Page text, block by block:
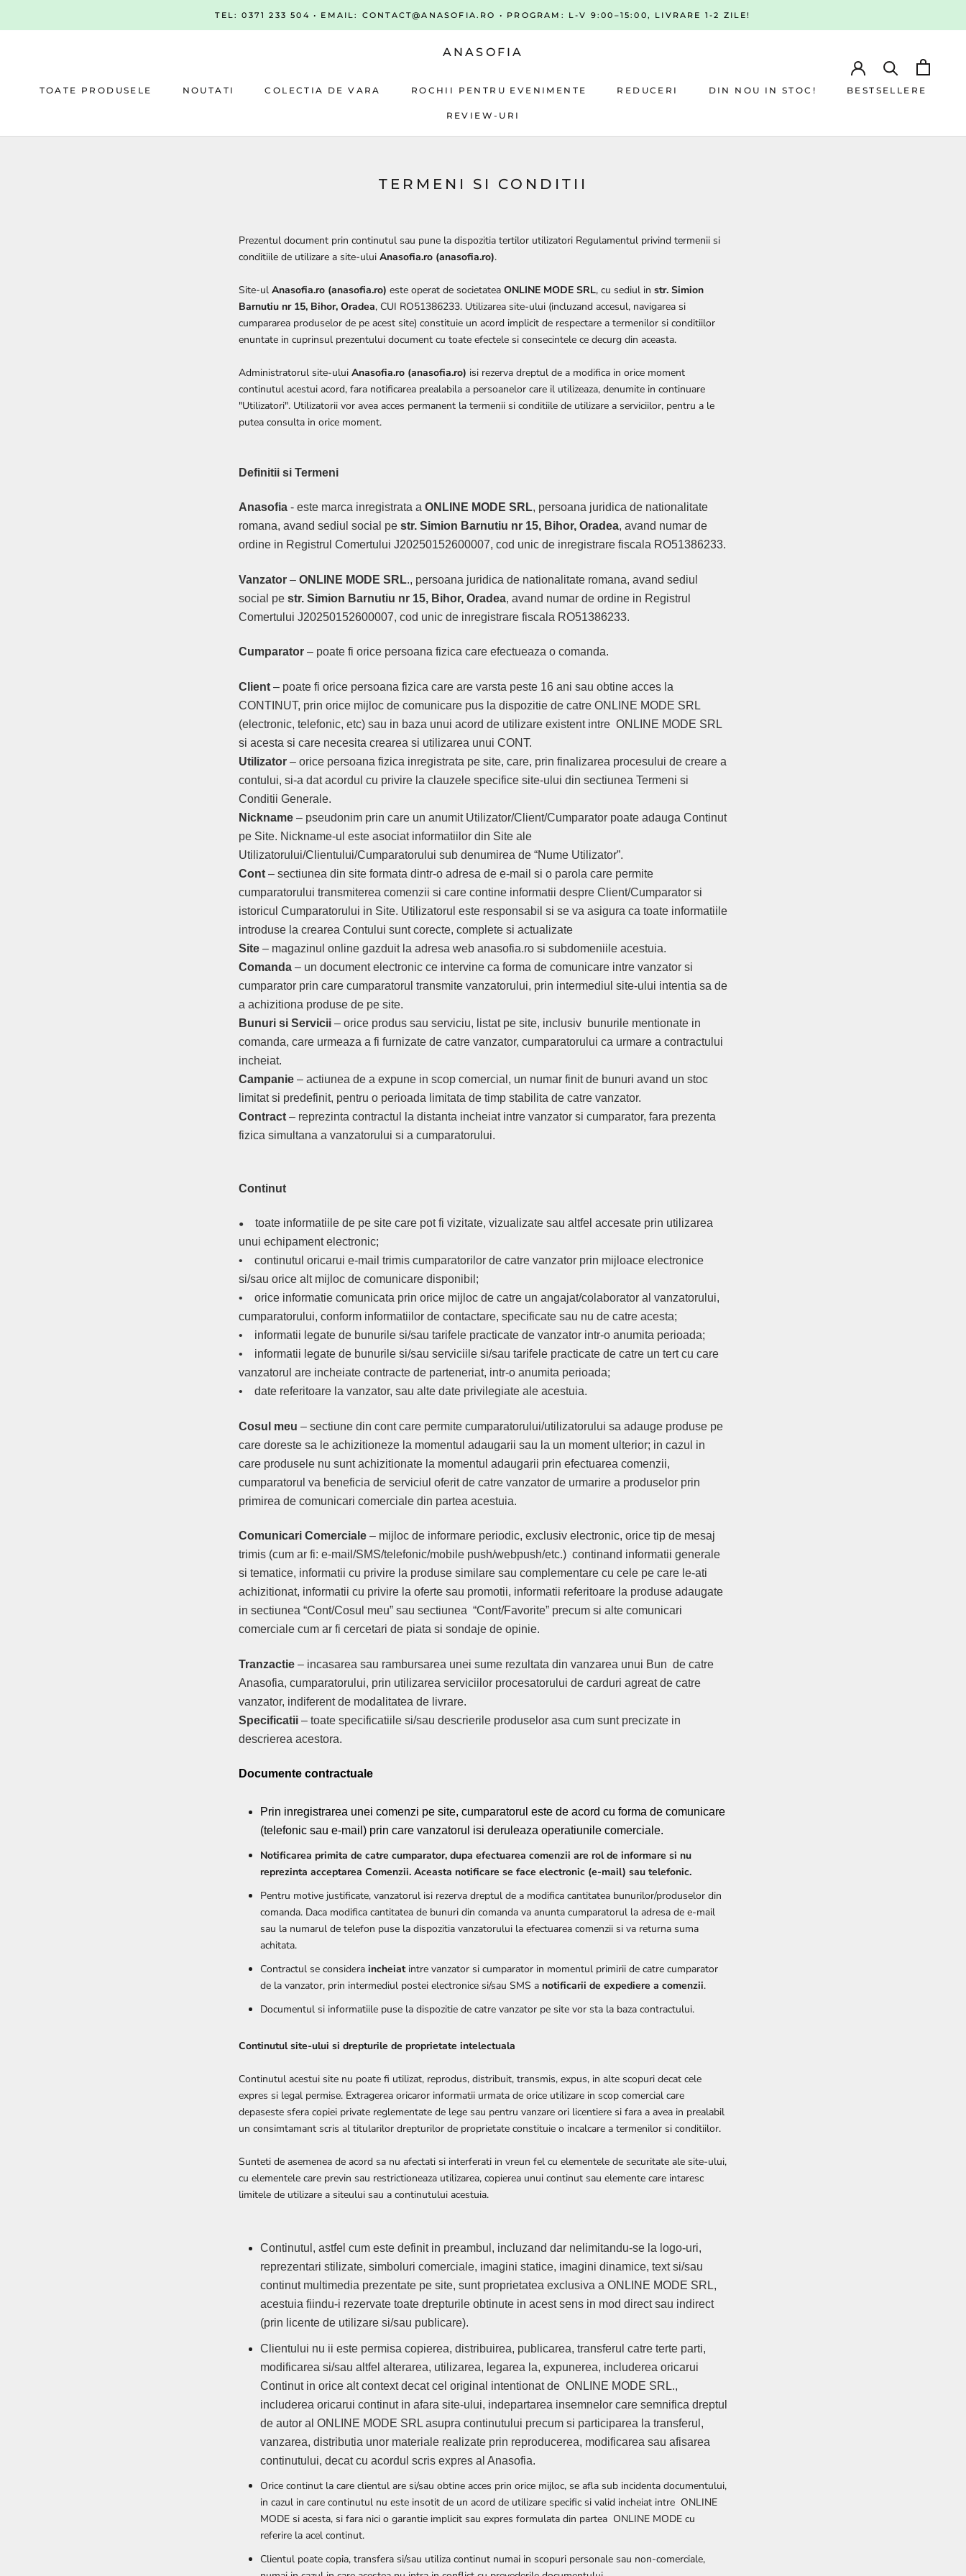
TEL: 0371 233 504 • EMAIL: CONTACT@ANASOFIA.RO • PROGRAM: L-V 9:00–15:00, LIVRARE 1-2 ZILE!
TOATE PRODUSELE NOUTATI COLECTIA DE VARA ROCHII PENTRU EVENIMENTE REDUCERI DIN NOU IN STOC! BESTSELLERE
REVIEW-URI
ANASOFIA
TERMENI SI CONDITII
Prezentul document prin continutul sau pune la dispozitia tertilor utilizatori Regulamentul privind termenii si
conditiile de utilizare a site-ului Anasofia.ro (anasofia.ro).
Site-ul Anasofia.ro (anasofia.ro) este operat de societatea ONLINE MODE SRL, cu sediul in str. Simion
Barnutiu nr 15, Bihor, Oradea, CUI RO51386233. Utilizarea site-ului (incluzand accesul, navigarea si
cumpararea produselor de pe acest site) constituie un acord implicit de respectare a termenilor si conditiilor
enuntate in cuprinsul prezentului document cu toate efectele si consecintele ce decurg din aceasta.
Administratorul site-ului Anasofia.ro (anasofia.ro) isi rezerva dreptul de a modifica in orice moment
continutul acestui acord, fara notificarea prealabila a persoanelor care il utilizeaza, denumite in continuare
"Utilizatori". Utilizatorii vor avea acces permanent la termenii si conditiile de utilizare a serviciilor, pentru a le
putea consulta in orice moment.
Definitii si Termeni
Anasofia - este marca inregistrata a ONLINE MODE SRL, persoana juridica de nationalitate
romana, avand sediul social pe str. Simion Barnutiu nr 15, Bihor, Oradea, avand numar de
ordine in Registrul Comertului J20250152600007, cod unic de inregistrare fiscala RO51386233.
Vanzator – ONLINE MODE SRL., persoana juridica de nationalitate romana, avand sediul
social pe str. Simion Barnutiu nr 15, Bihor, Oradea, avand numar de ordine in Registrul
Comertului J20250152600007, cod unic de inregistrare fiscala RO51386233.
Cumparator – poate fi orice persoana fizica care efectueaza o comanda.
Client – poate fi orice persoana fizica care are varsta peste 16 ani sau obtine acces la
CONTINUT, prin orice mijloc de comunicare pus la dispozitie de catre ONLINE MODE SRL
(electronic, telefonic, etc) sau in baza unui acord de utilizare existent intre ONLINE MODE SRL
si acesta si care necesita crearea si utilizarea unui CONT.
Utilizator – orice persoana fizica inregistrata pe site, care, prin finalizarea procesului de creare a
contului, si-a dat acordul cu privire la clauzele specifice site-ului din sectiunea Termeni si
Conditii Generale.
Nickname – pseudonim prin care un anumit Utilizator/Client/Cumparator poate adauga Continut
pe Site. Nickname-ul este asociat informatiilor din Site ale
Utilizatorului/Clientului/Cumparatorului sub denumirea de “Nume Utilizator”.
Cont – sectiunea din site formata dintr-o adresa de e-mail si o parola care permite
cumparatorului transmiterea comenzii si care contine informatii despre Client/Cumparator si
istoricul Cumparatorului in Site. Utilizatorul este responsabil si se va asigura ca toate informatiile
introduse la crearea Contului sunt corecte, complete si actualizate
Site – magazinul online gazduit la adresa web anasofia.ro si subdomeniile acestuia.
Comanda – un document electronic ce intervine ca forma de comunicare intre vanzator si
cumparator prin care cumparatorul transmite vanzatorului, prin intermediul site-ului intentia sa de
a achizitiona produse de pe site.
Bunuri si Servicii – orice produs sau serviciu, listat pe site, inclusiv bunurile mentionate in
comanda, care urmeaza a fi furnizate de catre vanzator, cumparatorului ca urmare a contractului
incheiat.
Campanie – actiunea de a expune in scop comercial, un numar finit de bunuri avand un stoc
limitat si predefinit, pentru o perioada limitata de timp stabilita de catre vanzator.
Contract – reprezinta contractul la distanta incheiat intre vanzator si cumparator, fara prezenta
fizica simultana a vanzatorului si a cumparatorului.
Continut
• toate informatiile de pe site care pot fi vizitate, vizualizate sau altfel accesate prin utilizarea
unui echipament electronic;
• continutul oricarui e-mail trimis cumparatorilor de catre vanzator prin mijloace electronice
si/sau orice alt mijloc de comunicare disponibil;
• orice informatie comunicata prin orice mijloc de catre un angajat/colaborator al vanzatorului,
cumparatorului, conform informatiilor de contactare, specificate sau nu de catre acesta;
• informatii legate de bunurile si/sau tarifele practicate de vanzator intr-o anumita perioada;
• informatii legate de bunurile si/sau serviciile si/sau tarifele practicate de catre un tert cu care
vanzatorul are incheiate contracte de parteneriat, intr-o anumita perioada;
• date referitoare la vanzator, sau alte date privilegiate ale acestuia.
Cosul meu – sectiune din cont care permite cumparatorului/utilizatorului sa adauge produse pe
care doreste sa le achizitioneze la momentul adaugarii sau la un moment ulterior; in cazul in
care produsele nu sunt achizitionate la momentul adaugarii prin efectuarea comenzii,
cumparatorul va beneficia de serviciul oferit de catre vanzator de urmarire a produselor prin
primirea de comunicari comerciale din partea acestuia.
Comunicari Comerciale – mijloc de informare periodic, exclusiv electronic, orice tip de mesaj
trimis (cum ar fi: e-mail/SMS/telefonic/mobile push/webpush/etc.) continand informatii generale
si tematice, informatii cu privire la produse similare sau complementare cu cele pe care le-ati
achizitionat, informatii cu privire la oferte sau promotii, informatii referitoare la produse adaugate
in sectiunea “Cont/Cosul meu” sau sectiunea “Cont/Favorite” precum si alte comunicari
comerciale cum ar fi cercetari de piata si sondaje de opinie.
Tranzactie – incasarea sau rambursarea unei sume rezultata din vanzarea unui Bun de catre
Anasofia, cumparatorului, prin utilizarea serviciilor procesatorului de carduri agreat de catre
vanzator, indiferent de modalitatea de livrare.
Specificatii – toate specificatiile si/sau descrierile produselor asa cum sunt precizate in
descrierea acestora.
Documente contractuale
Prin inregistrarea unei comenzi pe site, cumparatorul este de acord cu forma de comunicare
(telefonic sau e-mail) prin care vanzatorul isi deruleaza operatiunile comerciale.
Notificarea primita de catre cumparator, dupa efectuarea comenzii are rol de informare si nu
reprezinta acceptarea Comenzii. Aceasta notificare se face electronic (e-mail) sau telefonic.
Pentru motive justificate, vanzatorul isi rezerva dreptul de a modifica cantitatea bunurilor/produselor din
comanda. Daca modifica cantitatea de bunuri din comanda va anunta cumparatorul la adresa de e-mail
sau la numarul de telefon puse la dispozitia vanzatorului la efectuarea comenzii si va returna suma
achitata.
Contractul se considera incheiatintre vanzator si cumparator in momentul primirii de catre cumparator
de la vanzator, prin intermediul postei electronice si/sau SMS a notificarii de expediere a comenzii.
Documentul si informatiile puse la dispozitie de catre vanzator pe site vor sta la baza contractului.
Continutul site-ului si drepturile de proprietate intelectuala
Continutul acestui site nu poate fi utilizat, reprodus, distribuit, transmis, expus, in alte scopuri decat cele
expres si legal permise. Extragerea oricaror informatii urmata de orice utilizare in scop comercial care
depaseste sfera copiei private reglementate de lege sau pentru vanzare ori licentiere si fara a avea in prealabil
un consimtamant scris al titularilor drepturilor de proprietate constituie o incalcare a termenilor si conditiilor.
Sunteti de asemenea de acord sa nu afectati si interferati in vreun fel cu elementele de securitate ale site-ului,
cu elementele care previn sau restrictioneaza utilizarea, copierea unui continut sau elemente care intaresc
limitele de utilizare a siteului sau a continutului acestuia.
Continutul, astfel cum este definit in preambul, incluzand dar nelimitandu-se la logo-uri,
reprezentari stilizate, simboluri comerciale, imagini statice, imagini dinamice, text si/sau
continut multimedia prezentate pe site, sunt proprietatea exclusiva a ONLINE MODE SRL,
acestuia fiindu-i rezervate toate drepturile obtinute in acest sens in mod direct sau indirect
(prin licente de utilizare si/sau publicare).
Clientului nu ii este permisa copierea, distribuirea, publicarea, transferul catre terte parti,
modificarea si/sau altfel alterarea, utilizarea, legarea la, expunerea, includerea oricarui
Continut in orice alt context decat cel original intentionat de ONLINE MODE SRL.,
includerea oricarui continut in afara site-ului, indepartarea insemnelor care semnifica dreptul
de autor al ONLINE MODE SRL asupra continutului precum si participarea la transferul,
vanzarea, distributia unor materiale realizate prin reproducerea, modificarea sau afisarea
continutului, decat cu acordul scris expres al Anasofia.
Orice continut la care clientul are si/sau obtine acces prin orice mijloc, se afla sub incidenta documentului,
in cazul in care continutul nu este insotit de un acord de utilizare specific si valid incheiat intre ONLINE
MODE si acesta, si fara nici o garantie implicit sau expres formulata din partea ONLINE MODE cu
referire la acel continut.
Clientul poate copia, transfera si/sau utiliza continut numai in scopuri personale sau non-comerciale,